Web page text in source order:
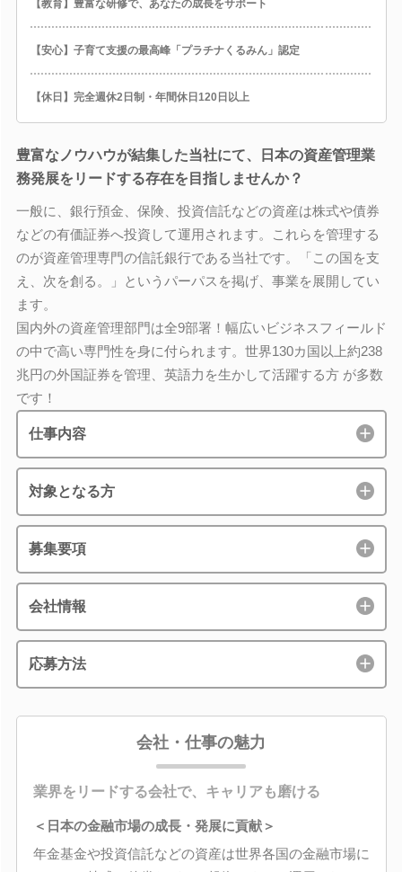
【教育】豊富な研修で、あなたの成長をサポート
【安心】子育て支援の最高峰「プラチナくるみん」認定
【休日】完全週休2日制・年間休日120日以上
豊富なノウハウが結集した当社にて、日本の資産管理業
務発展をリードする存在を目指しませんか？
一般に、銀行預金、保険、投資信託などの資産は株式や債券
などの有価証券へ投資して運用されます。これらを管理する
のが資産管理専門の信託銀行である当社です。「この国を支
え、次を創る。」というパーパスを掲げ、事業を展開してい
ます。
国内外の資産管理部門は全9部署！幅広いビジネスフィールド
の中で高い専門性を身に付られます。世界130カ国以上約238
兆円の外国証券を管理、英語力を生かして活躍する方 が多数
です！
仕事内容
対象となる方
募集要項
会社情報
応募方法
会社・仕事の魅力
業界をリードする会社で、キャリアも磨ける
＜日本の金融市場の成長・発展に貢献＞
年金基金や投資信託などの資産は世界各国の金融市場に